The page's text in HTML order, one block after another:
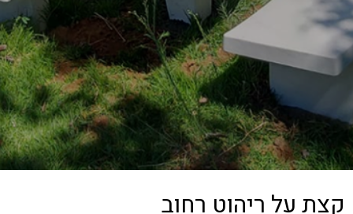
קצת על ריהוט רחוב